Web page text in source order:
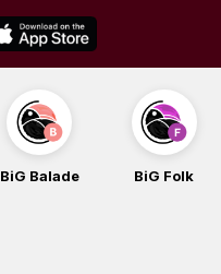
BiG Balade BiG Folk